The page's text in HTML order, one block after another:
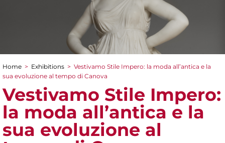
You are here
Home > Exhibitions > Vestivamo Stile Impero: la moda all’antica e la
sua evoluzione al tempo di Canova
Vestivamo Stile Impero:
la moda all’antica e la
sua evoluzione al